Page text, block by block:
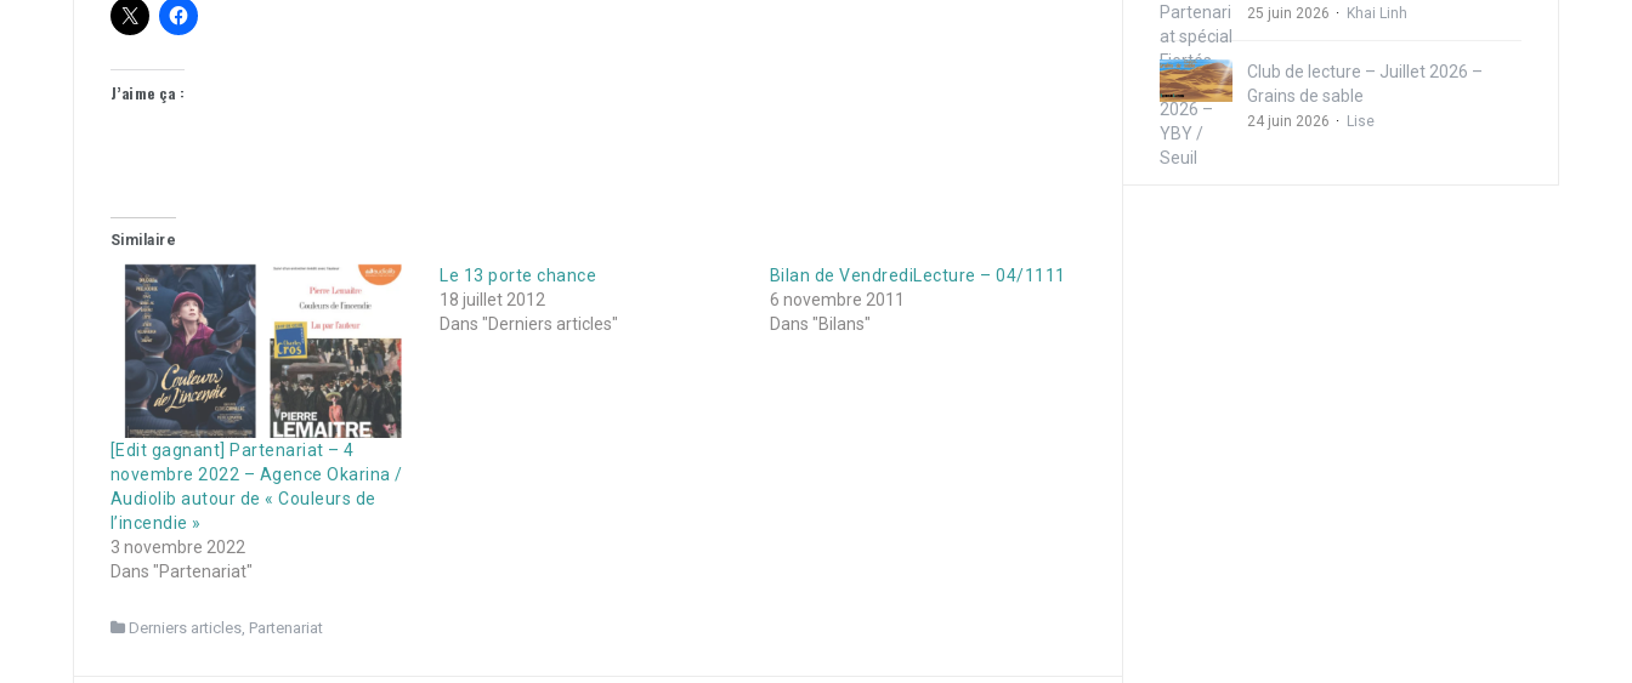
J’aime ça :
Similaire
[Edit gagnant] Partenariat – 4
novembre 2022 – Agence Okarina /
Audiolib autour de « Couleurs de
l’incendie »
3 novembre 2022
Dans "Partenariat"
Le 13 porte chance
18 juillet 2012
Dans "Derniers articles"
Bilan de VendrediLecture – 04/1111
6 novembre 2011
Dans "Bilans"
Derniers articles, Partenariat
25 juin 2026 Khai Linh
Club de lecture – Juillet 2026 –
Grains de sable
24 juin 2026 Lise